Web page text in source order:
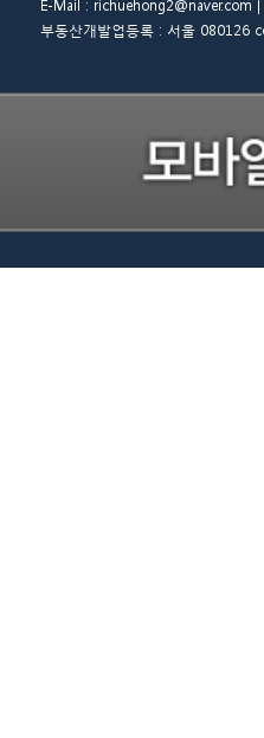
E-Mail :
부동산개발업등록 : 서울 080126